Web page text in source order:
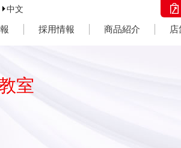
中文
採用情報 商品紹介
室